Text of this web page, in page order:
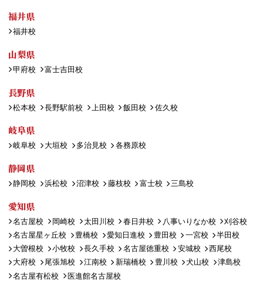
福井県
福井校
山梨県
甲府校 富士吉田校
長野県
松本校 長野駅前校 上田校 飯田校 佐久校
岐阜県
岐阜校 大垣校 多治見校 各務原校
静岡県
静岡校 浜松校 沼津校 藤枝校 富士校 三島校
愛知県
名古屋校 岡崎校 太田川校 春日井校 八事いりなか校
刈谷校
名古屋星ヶ丘校
豊橋校 愛知日進校 豊田校 一宮校
半田校
大曽根校
小牧校 長久手校 名古屋徳重校 安城校
西尾校
大府校
尾張旭校 江南校 新瑞橋校 豊川校 犬山校
津島校
名古屋有松校
医進館名古屋校